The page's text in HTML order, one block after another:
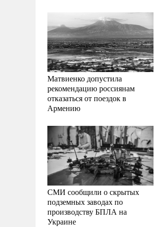
Матвиенко допустила
рекомендацию россиянам
отказаться от поездок в
Армению
СМИ сообщили о скрытых
подземных заводах по
производству БПЛА на
Украине